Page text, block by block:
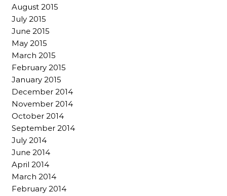
August 2015
July 2015
June 2015
May 2015
March 2015
February 2015
January 2015
December 2014
November 2014
October 2014
September 2014
July 2014
June 2014
April 2014
March 2014
February 2014